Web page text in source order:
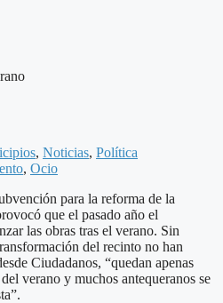
, Noticias, Política
, Ocio
para la reforma de la
que el pasado año el
las obras tras el verano. Sin
del recinto no han
Ciudadanos, “quedan apenas
verano y muchos antequeranos se